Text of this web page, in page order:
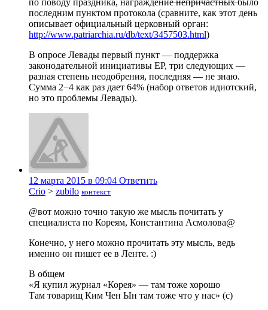
по поводу праздника, награждение ̶н̶е̶п̶р̶и̶ч̶а̶с̶т̶н̶ы̶х̶ было
последним пунктом протокола (сравните, как этот день
описывает официальный церковный орган:
http://www.patriarchia.ru/db/text/3457503.html)
В опросе Левады первый пункт — поддержка
законодательной инициативы ЕР, три следующих —
разная степень неодобрения, последняя — не знаю.
Сумма 2−4 как раз дает 64% (набор ответов идиотский,
но это проблемы Левады).
12 марта 2015 в 09:04 Ответить
Crio > zubilo контекст
@вот можно точно такую же мысль почитать у
специалиста по Кореям, Константина Асмолова@
Конечно, у него можно прочитать эту мысль, ведь
именно он пишет ее в Ленте. :)
В общем
«Я купил журнал «Корея» — там тоже хорошо
Там товарищ Ким Чен Ын там тоже что у нас» (с)